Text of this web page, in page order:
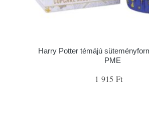
Harry Potter témájú
PME
1 915 Ft